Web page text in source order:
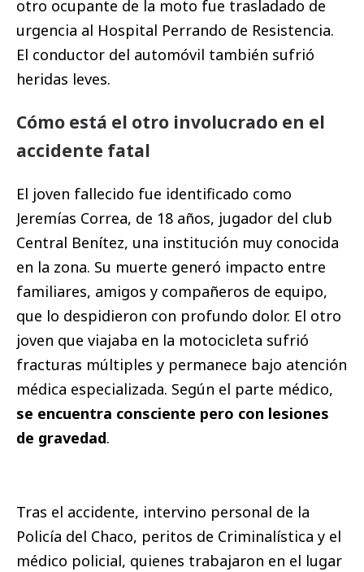
otro ocupante de la moto fue trasladado de
urgencia al Hospital Perrando de Resistencia.
El conductor del automóvil también sufrió
heridas leves.
Cómo está el otro involucrado en el
accidente fatal
El joven fallecido fue identificado como
Jeremías Correa, de 18 años, jugador del club
Central Benítez, una institución muy conocida
en la zona. Su muerte generó impacto entre
familiares, amigos y compañeros de equipo,
que lo despidieron con profundo dolor. El otro
joven que viajaba en la motocicleta sufrió
fracturas múltiples y permanece bajo atención
médica especializada. Según el parte médico,
se encuentra consciente pero con lesiones
de gravedad.
Tras el accidente, intervino personal de la
Policía del Chaco, peritos de Criminalística y el
médico policial, quienes trabajaron en el lugar